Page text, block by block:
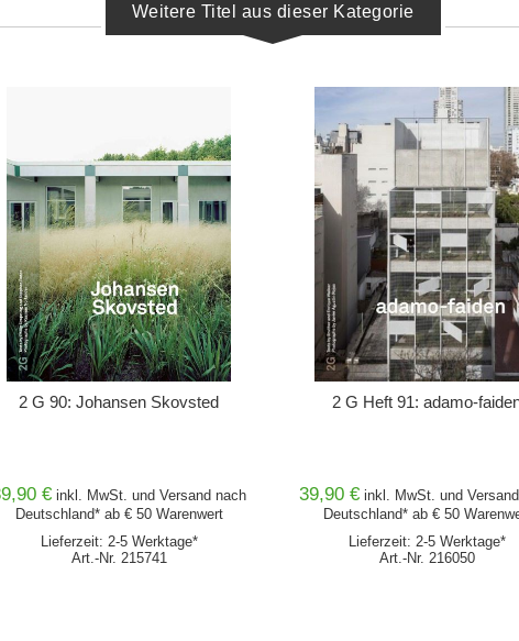
Weitere Titel aus dieser Kategorie
2 G 90: Johansen Skovsted
€ inkl. MwSt. und Versand nach
Deutschland* ab € 50 Warenwert
Lieferzeit: 2-5 Werktage*
Art.-Nr. 215741
2 G Heft 91: adamo-
39,90 € inkl. MwSt. und Versand
Deutschland* ab € 50
Lieferzeit: 2-5 Werktage*
Art.-Nr. 216050
IN DEN WARENKORB